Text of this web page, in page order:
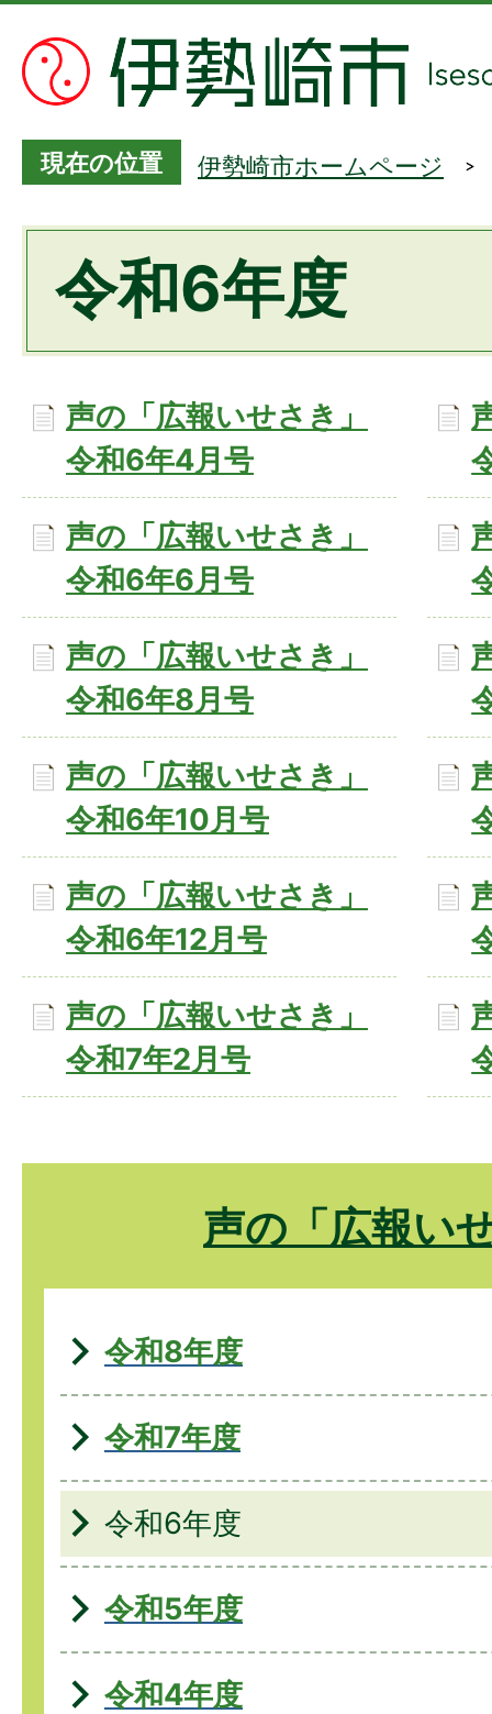
現在の位置 伊勢崎市ホームページ
令和6年度
声の「広報いせさき」
令和6年4月号
声の「広報いせさき」
令和6年6月号
声の「広報いせさき」
令和6年8月号
声の「広報いせさき」
令和6年10月号
声の「広報いせさき」
令和6年12月号
声の「広報いせさき」
令和7年2月号
声の「広報い
令和8年度
令和7年度
令和6年度
令和5年度
令和4年度